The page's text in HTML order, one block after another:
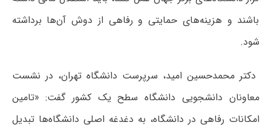
باشند و هزینه‌های حمایتی و رفاهی از دوش آن‌ها برداشته
شود.
دکتر محمدحسین امید، سرپرست دانشگاه تهران، در نشست
معاونان دانشجویی دانشگاه سطح یک کشور گفت: «تامین
امکانات رفاهی در دانشگاه، به دغدغه اصلی دانشگاه‌ها تبدیل